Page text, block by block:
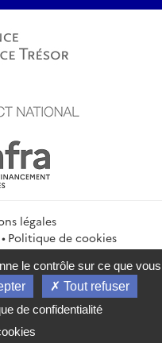
légales
Politique de cookies
Flux RSS
info.gouv.fr
du Trésor
le contrôle sur ce que vous
Tout refuser
de confidentialité